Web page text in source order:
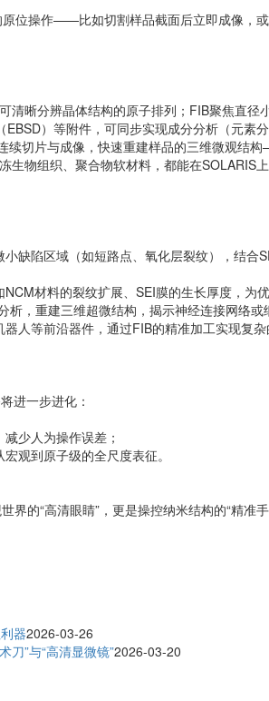
位操作——比如切割样品截面后立即成像，
晰分辨晶体结构的原子排列；FIB聚焦直径
）等附件，可同步实现成分分析（元素
切片与成像，快速重建样品的三维微观结
物组织、聚合物软材料，都能在SOLARIS上
缺陷区域（如短路点、氧化层裂纹），结
材料的裂纹扩展、SEI膜的生长厚度，为
，重建三维超微结构，揭示神经连接网络
人等前沿器件，通过FIB的精准加工实现复杂
进一步进化：
少人为操作误差；
观到原子级的全尺度表征。
的“高清眼睛”，更是操控纳米结构的“精
器2026-03-26
刀”与“高清显微镜”2026-03-20